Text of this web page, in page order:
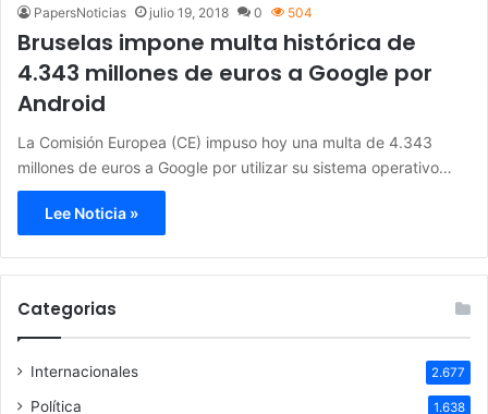
PapersNoticias julio 19, 2018 0 504
Bruselas impone multa histórica de
4.343 millones de euros a Google por
Android
La Comisión Europea (CE) impuso hoy una multa de 4.343
millones de euros a Google por utilizar su sistema operativo…
Lee Noticia »
Categorias
Internacionales 2.677
Política 1.638